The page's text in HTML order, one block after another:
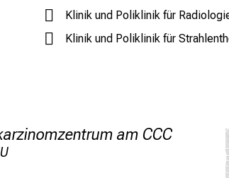
Klinik und Poliklinik für
Klinik und Poliklinik für
am CCC